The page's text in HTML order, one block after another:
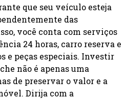
que seu veículo esteja
das
você conta com serviços
24 horas, carro reserva e
e peças especiais. Investir
não é apenas uma
de preservar o valor e a
Dirija com a